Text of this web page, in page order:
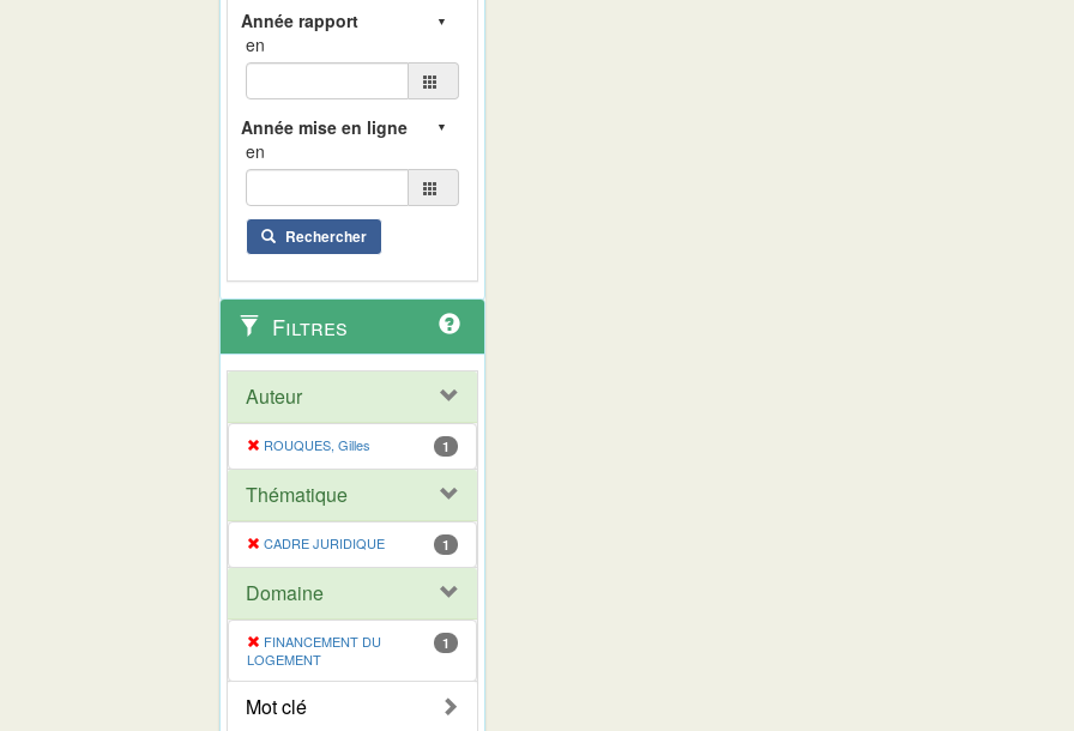
en
en
Rechercher
Filtres
Auteur
ROUQUES, Gilles 1
Thématique
CADRE JURIDIQUE 1
Domaine
FINANCEMENT DU
LOGEMENT
1
Mot clé